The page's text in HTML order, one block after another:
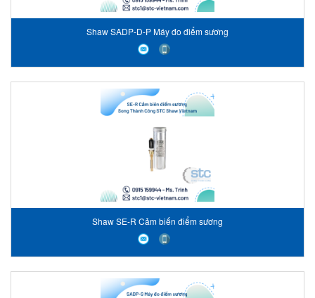
Shaw SADP-D-P Máy đo điểm sương
Shaw SE-R Cảm biến điểm sương